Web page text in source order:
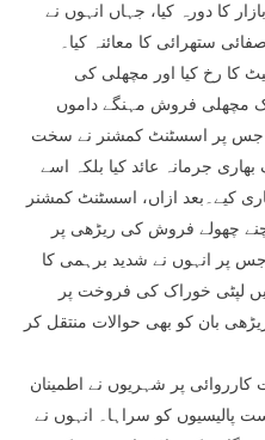
کا دورہ کیا، جہاں انہوں نے
ستھرائی کا معائنہ کیا۔
کا رخ کیا اور مچھلی کی
مچھلی فروش مہنگے داموں
جس پر اسسٹنٹ کمشنر نے سخت
جرمانہ عائد کیا بلکہ اسے
کیے۔بعد ازاں، اسسٹنٹ کمشنر
چھولے فروش کی ریڑھی پر
پر انہوں نے شدید برہمی کا
لپٹی خوراک کی فروخت پر
بان کو بھی حوالات منتقل کر
پر شہریوں نے اطمینان
پالیسیوں کو سراہا۔ انہوں نے